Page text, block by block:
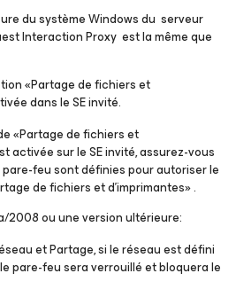
du système Windows du serveur
Interaction Proxy est la même que
«Partage de fichiers et
dans le SE invité.
«Partage de fichiers et
activée sur le SE invité, assurez-vous
feu sont définies pour autoriser le
de fichiers et d’imprimantes» .
2008 ou une version ultérieure:
et Partage, si le réseau est défini
pare-feu sera verrouillé et bloquera le